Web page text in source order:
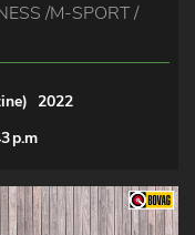
/M-SPORT /
2022
p.m